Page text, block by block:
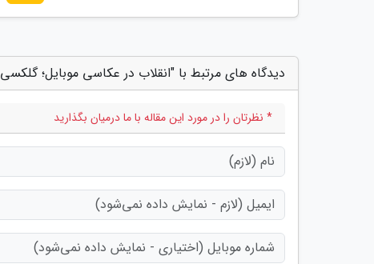
دیدگاه های مرتبط با "انقلاب در عکاسی موبایل؛ گلکسی S27 با گلوبال شاتر عرضه می گردد"
* نظرتان را در مورد این مقاله با ما درمیان بگذارید